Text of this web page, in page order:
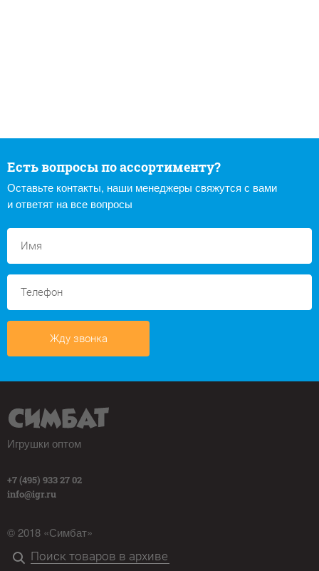
Есть вопросы по ассортименту?
Оставьте контакты, наши менеджеры свяжутся с вами
и ответят на все вопросы
Жду звонка
Игрушки оптом
+7 (495) 933 27 02
info@igr.ru
© 2018 «Симбат»